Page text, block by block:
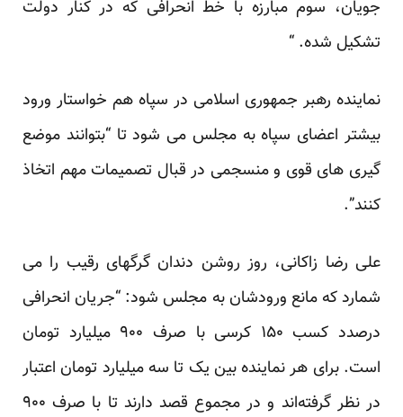
جویان، سوم مبارزه با خط انحرافی که در کنار دولت
تشکیل شده. “
نماینده رهبر جمهوری اسلامی در سپاه هم خواستار ورود
بیشتر اعضای سپاه به مجلس می شود تا “بتوانند موضع
گیری های قوی و منسجمی در قبال تصمیمات مهم اتخاذ
کنند”.
علی رضا زاکانی، روز روشن دندان گرگهای رقیب را می
شمارد که مانع ورودشان به مجلس شود: “جریان انحرافی
درصدد کسب ۱۵۰ کرسی با صرف ۹۰۰ میلیارد تومان
است. برای هر نماینده بین یک تا سه میلیارد تومان اعتبار
در نظر گرفته‌اند و در مجموع قصد دارند تا با صرف ۹۰۰